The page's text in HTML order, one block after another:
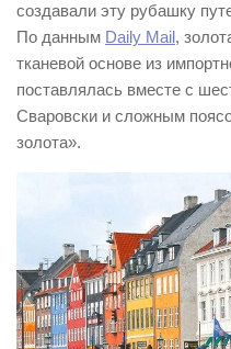
создавали эту рубашку
По данным Daily Mail,
тканевой основе из
поставлялась вместе с
Сваровски и сложным
золота».